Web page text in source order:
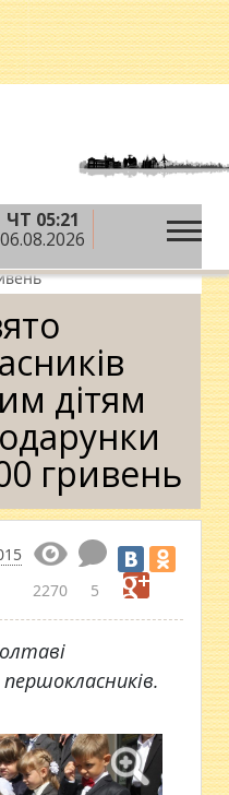
ЧТ 05:21
06.08.2026
»На Свято
обіцяють
дітям
гривень
2270 5